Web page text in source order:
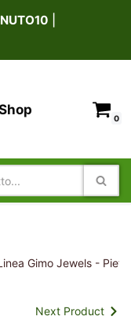
0
Gimo Jewels -
Next Product